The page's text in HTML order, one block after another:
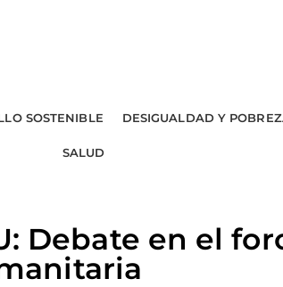
SOSTENIBLE DESIGUALDAD Y
SALUD
Debate en el